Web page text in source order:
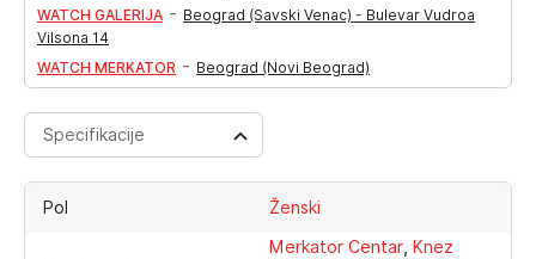
WATCH GALERIJA - Beograd (Savski Venac) - Bulevar Vudroa
Vilsona 14
WATCH MERKATOR - Beograd (Novi Beograd)
Specifikacije
Pol Ženski
Merkator Centar, Knez